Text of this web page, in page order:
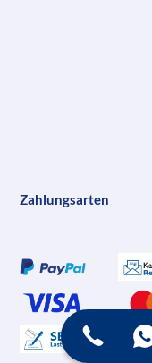
Zahlungsarten